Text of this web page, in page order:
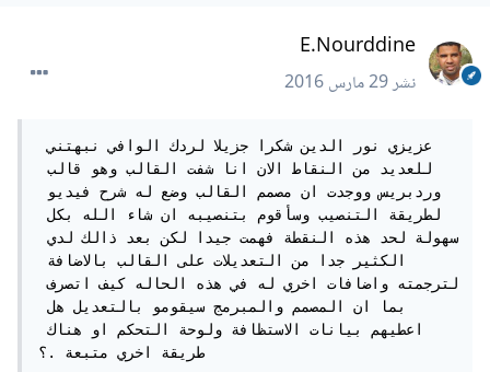
E.Nourddine
نشر29 مارس 2016
عزيزي نور الدين شكرا جزيلا لردك الوافي نبهتني
للعديد من النقاط الان انا شفت القالب وهو قالب
وردبريس ووجدت ان مصمم القالب وضع له شرح فيديو
لطريقة التنصيب وسأقوم بتنصيبه ان شاء الله بكل
سهولة لحد هذه النقطة فهمت جيدا لكن بعد ذالك لدي
الكثير جدا من التعديلات على القالب بالاضافة
لترجمته واضافات اخري له في هذه الحاله كيف اتصرف
بما ان المصمم والمبرمج سيقومو بالتعديل هل
اعطيهم بيانات الاستظافة ولوحة التحكم او هناك